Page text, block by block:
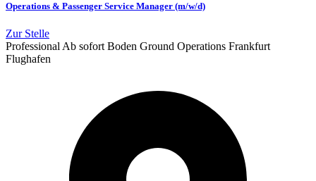
Operations & Passenger Service Manager (m/w/d)
Zur Stelle
Professional Ab sofort Boden Ground Operations Frankfurt
Flughafen